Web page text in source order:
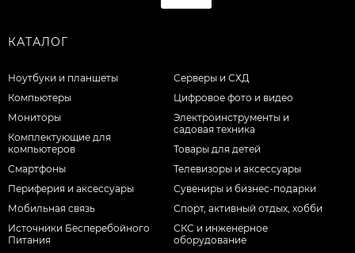
КАТАЛОГ
Ноутбуки и планшеты
Компьютеры
Мониторы
Комплектующие для
компьютеров
Смартфоны
Периферия и аксессуары
Мобильная связь
Источники Бесперебойного
Питания
Серверы и СХД
Цифровое фото и видео
Электроинструменты и
садовая техника
Товары для детей
Телевизоры и аксессуары
Сувениры и бизнес-подарки
Спорт, активный отдых, хобби
СКС и инженерное
оборудование